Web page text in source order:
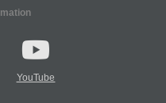
YouTube